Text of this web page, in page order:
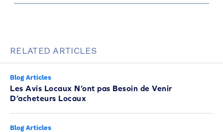
RELATED ARTICLES
Blog Articles
Les Avis Locaux N’ont pas Besoin de Venir
D’acheteurs Locaux
Blog Articles